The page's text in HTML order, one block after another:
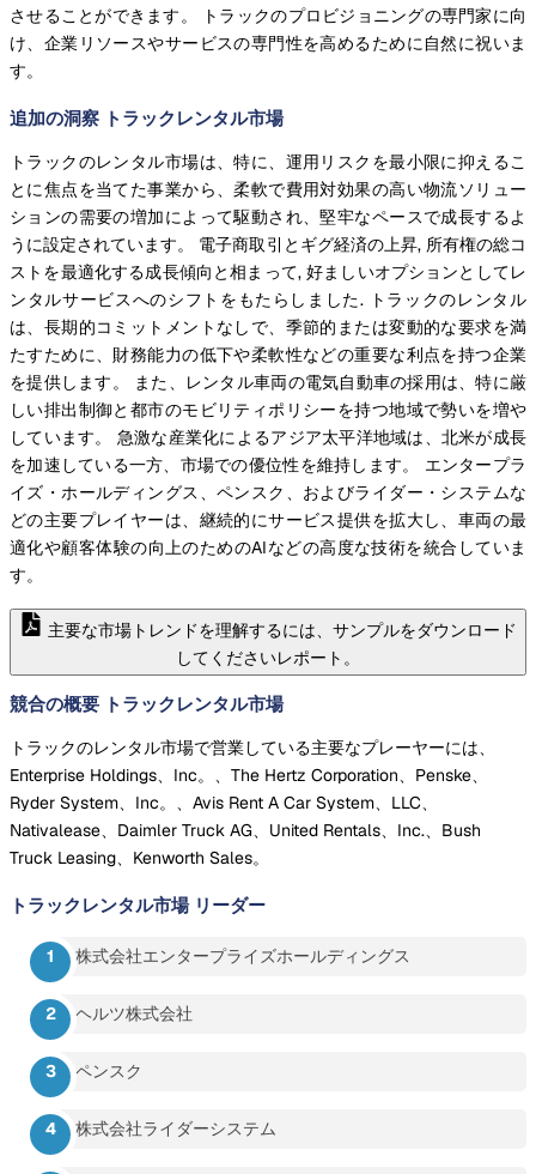
させることができます。 トラックのプロビジョニングの専門家に向
け、企業リソースやサービスの専門性を高めるために自然に祝いま
す。
追加の洞察 トラックレンタル市場
トラックのレンタル市場は、特に、運用リスクを最小限に抑えるこ
とに焦点を当てた事業から、柔軟で費用対効果の高い物流ソリュー
ションの需要の増加によって駆動され、堅牢なペースで成長するよ
うに設定されています。 電子商取引とギグ経済の上昇, 所有権の総コ
ストを最適化する成長傾向と相まって, 好ましいオプションとしてレ
ンタルサービスへのシフトをもたらしました. トラックのレンタル
は、長期的コミットメントなしで、季節的または変動的な要求を満
たすために、財務能力の低下や柔軟性などの重要な利点を持つ企業
を提供します。 また、レンタル車両の電気自動車の採用は、特に厳
しい排出制御と都市のモビリティポリシーを持つ地域で勢いを増や
しています。 急激な産業化によるアジア太平洋地域は、北米が成長
を加速している一方、市場での優位性を維持します。 エンタープラ
イズ・ホールディングス、ペンスク、およびライダー・システムな
どの主要プレイヤーは、継続的にサービス提供を拡大し、車両の最
適化や顧客体験の向上のためのAIなどの高度な技術を統合していま
す。
主要な市場トレンドを理解するには、サンプルをダウンロード
してくださいレポート。
競合の概要 トラックレンタル市場
トラックのレンタル市場で営業している主要なプレーヤーには、
Enterprise Holdings、Inc。、The Hertz Corporation、Penske、
Ryder System、Inc。、Avis Rent A Car System、LLC、
Nativalease、Daimler Truck AG、United Rentals、Inc.、Bush
Truck Leasing、Kenworth Sales。
トラックレンタル市場 リーダー
株式会社エンタープライズホールディングス
ヘルツ株式会社
ペンスク
株式会社ライダーシステム